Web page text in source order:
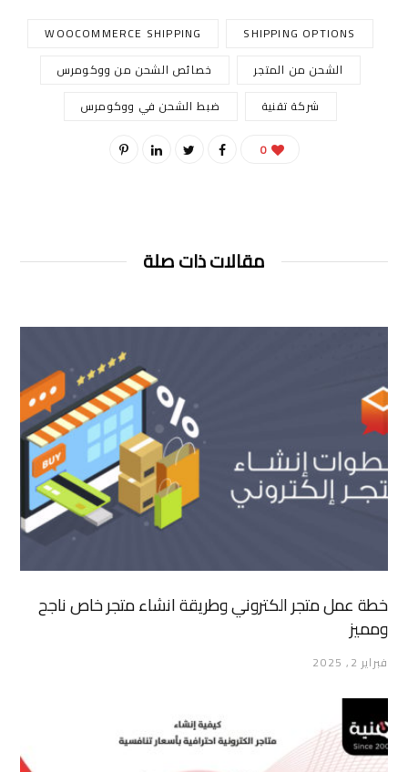
SHIPPING OPTIONS
WOOCOMMERCE SHIPPING
الشحن من المتجر
خصائص الشحن من ووكومرس
شركة تقنية
ضبط الشحن في ووكومرس
0
مقالات ذات صلة
خطة عمل متجر الكتروني وطريقة انشاء متجر خاص ناجح
ومميز
فبراير 2, 2025